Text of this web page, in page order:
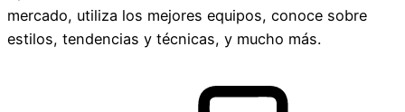
mercado, utiliza los mejores equipos, conoce sobre
estilos, tendencias y técnicas, y mucho más.